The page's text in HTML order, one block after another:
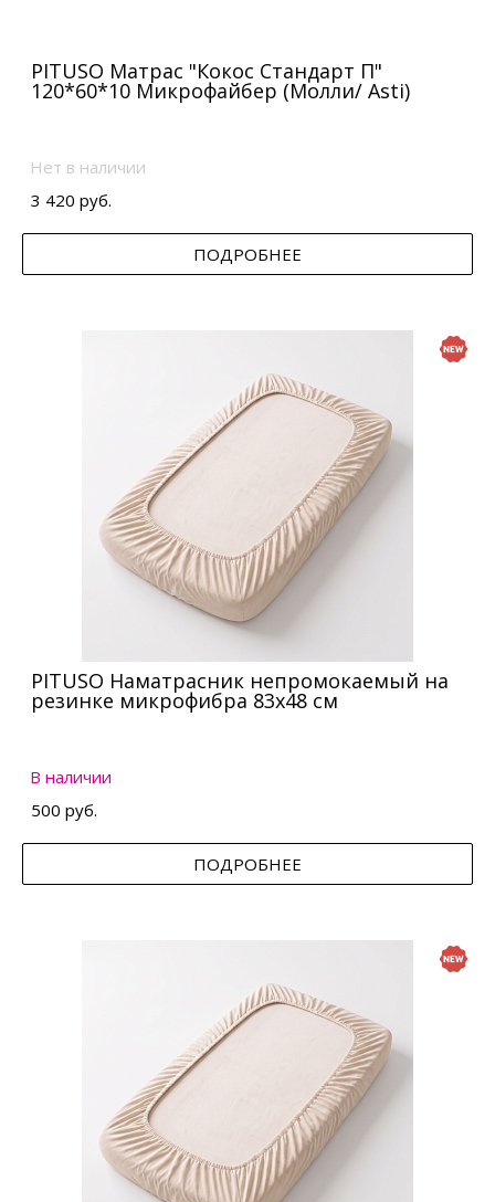
PITUSO Матрас "Кокос Стандарт П"
120*60*10 Микрофайбер (Молли/ Asti)
Нет в наличии
3 420 руб.
ПОДРОБНЕЕ
PITUSO Наматрасник непромокаемый на
резинке микрофибра 83х48 см
В наличии
500 руб.
ПОДРОБНЕЕ